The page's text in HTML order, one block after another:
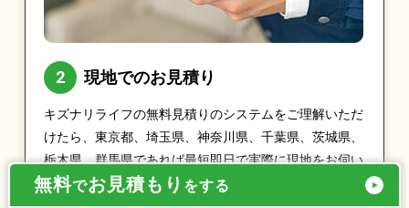
現地でのお見積り
キズナリライフの無料見積りのシステムをご理解いただ
けたら、東京都、埼玉県、神奈川県、千葉県、茨城県、
栃木県、群馬県であれば最短即日で実際に現地をお伺い
し、お見積りをとらせていただきます。
もちろん「見積りを受けたら必ず依頼しなければいけな
無料でお見積もり をする